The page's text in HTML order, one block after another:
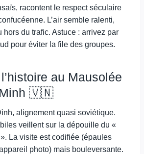
racontent le respect séculaire
L’air semble ralenti,
hors du trafic. Astuce : arrivez par
pour éviter la file des groupes.
au Mausolée
Minh 🇻🇳
alignement quasi soviétique.
veillent sur la dépouille du «
La visite est codifiée (épaules
photo) mais bouleversante.